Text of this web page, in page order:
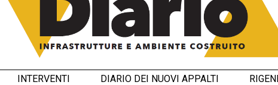
INTERVENTI DIARIO DEI NUOVI APPALTI